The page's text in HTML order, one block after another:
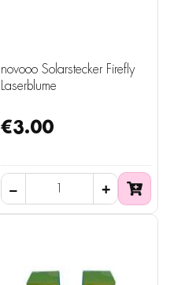
novooo Solarstecker Firefly
Laserblume
€3.00